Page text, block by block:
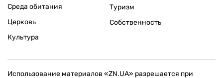
Среда обитания
Церковь
Культура
Туризм
Собственность
Использование материалов «ZN.UA» разрешается при